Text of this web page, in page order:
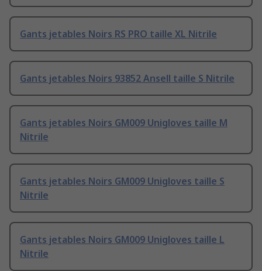
Gants jetables Noirs RS PRO taille XL Nitrile
Gants jetables Noirs 93852 Ansell taille S Nitrile
Gants jetables Noirs GM009 Unigloves taille M
Nitrile
Gants jetables Noirs GM009 Unigloves taille S
Nitrile
Gants jetables Noirs GM009 Unigloves taille L
Nitrile